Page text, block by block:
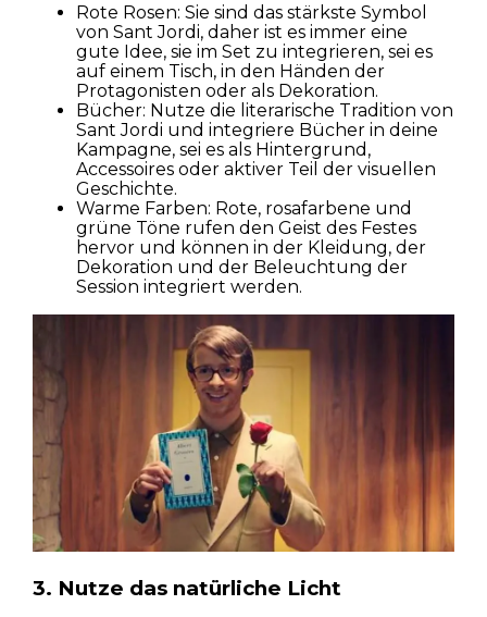
Rote Rosen: Sie sind das stärkste Symbol
von Sant Jordi, daher ist es immer eine
gute Idee, sie im Set zu integrieren, sei es
auf einem Tisch, in den Händen der
Protagonisten oder als Dekoration.
Bücher: Nutze die literarische Tradition von
Sant Jordi und integriere Bücher in deine
Kampagne, sei es als Hintergrund,
Accessoires oder aktiver Teil der visuellen
Geschichte.
Warme Farben: Rote, rosafarbene und
grüne Töne rufen den Geist des Festes
hervor und können in der Kleidung, der
Dekoration und der Beleuchtung der
Session integriert werden.
3. Nutze das natürliche Licht